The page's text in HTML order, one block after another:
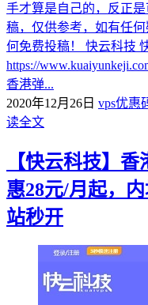
手才算是自己的，反正
稿，仅供参考，如有任
何免费投稿！ 快云科技
https://
香港弹...
2020年12月26日 vps优惠
读全文
【快云科技】
惠28元/月起，
站秒开